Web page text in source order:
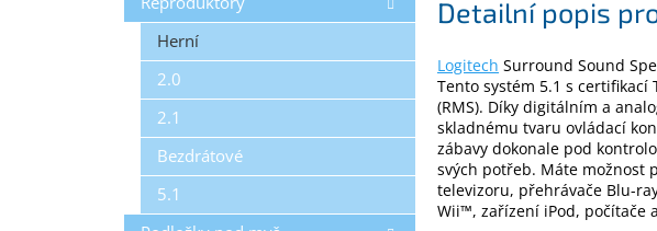
Herní
2.0
2.1
Bezdrátové
5.1
Detailní popis
Logitech Surround Sound
Tento systém 5.1 s certifikací
(RMS). Díky digitálním a
skladnému tvaru ovládací
zábavy dokonale pod
svých potřeb. Máte možnost
televizoru, přehrávače Blu-
Wii™, zařízení iPod, počítače